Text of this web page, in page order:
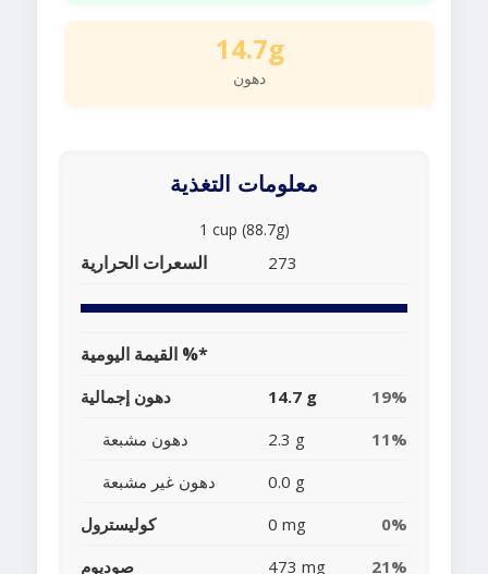
14.7g
دهون
معلومات التغذية
1 cup (88.7g)
السعرات الحرارية 273
القيمة اليومية %*
دهون إجمالية 14.7 g
19%
دهون مشبعة
2.3 g
11%
دهون غير مشبعة
0.0 g
كوليسترول
0 mg
0%
صوديوم
473 mg 21%